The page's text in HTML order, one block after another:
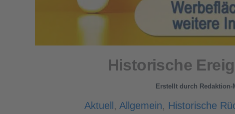
Historische
Erstellt durch
Aktuell,Allgemein, Historische